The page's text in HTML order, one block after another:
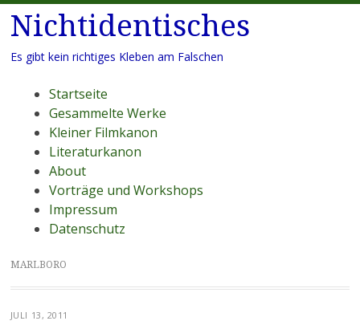
Nichtidentisches
Es gibt kein richtiges Kleben am Falschen
Menü
Zum
Inhalt
springen
Startseite
Gesammelte Werke
Kleiner Filmkanon
Literaturkanon
About
Vorträge und Workshops
Impressum
Datenschutz
MARLBORO
JULI 13, 2011